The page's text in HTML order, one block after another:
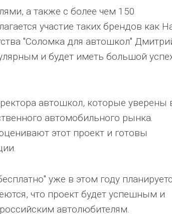
а также с более чем 150
участие таких брендов как
"Соломка для автошкол"
и будет иметь большой
автошкол, которые уверены
автомобильного рынка.
этот проект и готовы
уже в этом году
что проект будет успешным и
автолюбителям.